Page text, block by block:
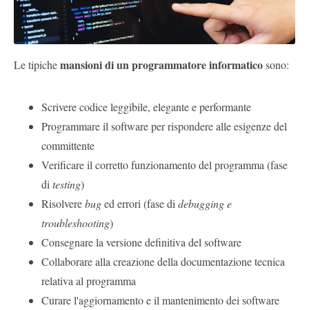
Le tipichemansioni di un programmatore informaticosono:
Scrivere codice leggibile, elegante e performante
Programmare il software per rispondere alle esigenze del
committente
Verificare il corretto funzionamento del programma (fase
di testing)
Risolverebuged errori (fase di debugging e
troubleshooting)
Consegnare la versione definitiva del software
Collaborare alla creazione della documentazione tecnica
relativa al programma
Curare l'aggiornamento e il mantenimento dei software